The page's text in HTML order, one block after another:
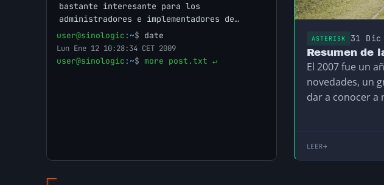
bastante interesante para los
administradores e implementadores de…
user@sinologic : ~$ date
Lun Ene 12 10:28:34 CET 2009
user@sinologic : ~$ more post.txt ↵
ASTERISK 31 Dic
Resumen de
El 2007 fue un
novedades, un
dar a conocer a
LEER